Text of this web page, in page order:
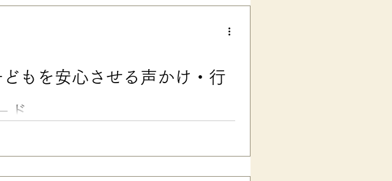
ファーストフードやコンビニのレジ前のケース入りの食べ
。 「それって、番号札くれるからでは？」って気がつき
数が分かっていなかったので、赤丸でドットも入れて分か
ないんだけど、ついでなので１〜１０まで。 そしたら娘
どもを安心させる声かけ・行
ド
ニックやかんしゃくで大暴れしている時、不安でいっぱい